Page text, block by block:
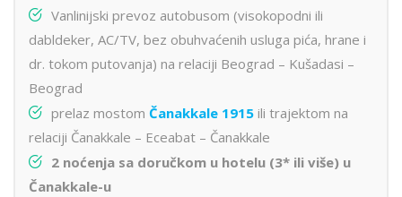
Vanlinijski prevoz autobusom (visokopodni ili
dabldeker, AC/TV, bez obuhvaćenih usluga pića, hrane i
dr. tokom putovanja) na relaciji Beograd – Kušadasi –
Beograd
prelaz mostom Čanakkale 1915 ili trajektom na
relaciji Čanakkale – Eceabat – Čanakkale
2 noćenja sa doručkom u hotelu (3* ili više) u
Čanakkale-u